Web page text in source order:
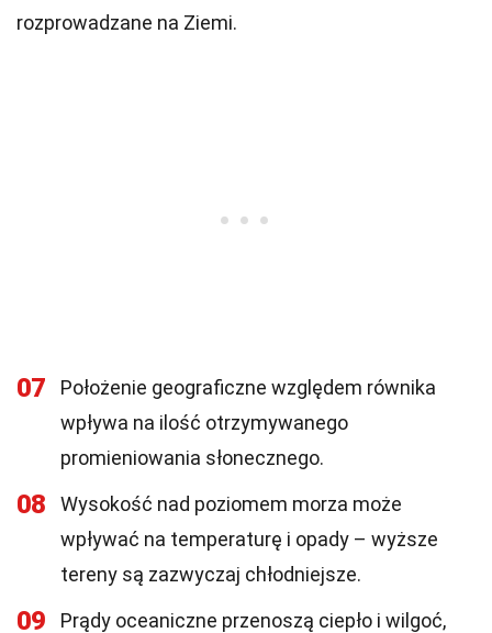
rozprowadzane na Ziemi.
07
Położenie geograficzne względem równika
wpływa na ilość otrzymywanego
promieniowania słonecznego.
08
Wysokość nad poziomem morza może
wpływać na temperaturę i opady – wyższe
tereny są zazwyczaj chłodniejsze.
09 Prądy oceaniczne przenoszą ciepło i wilgoć,